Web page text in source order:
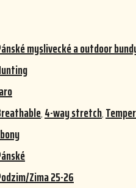
myslivecké a outdoor
,4-way stretch,
Zima 25-26